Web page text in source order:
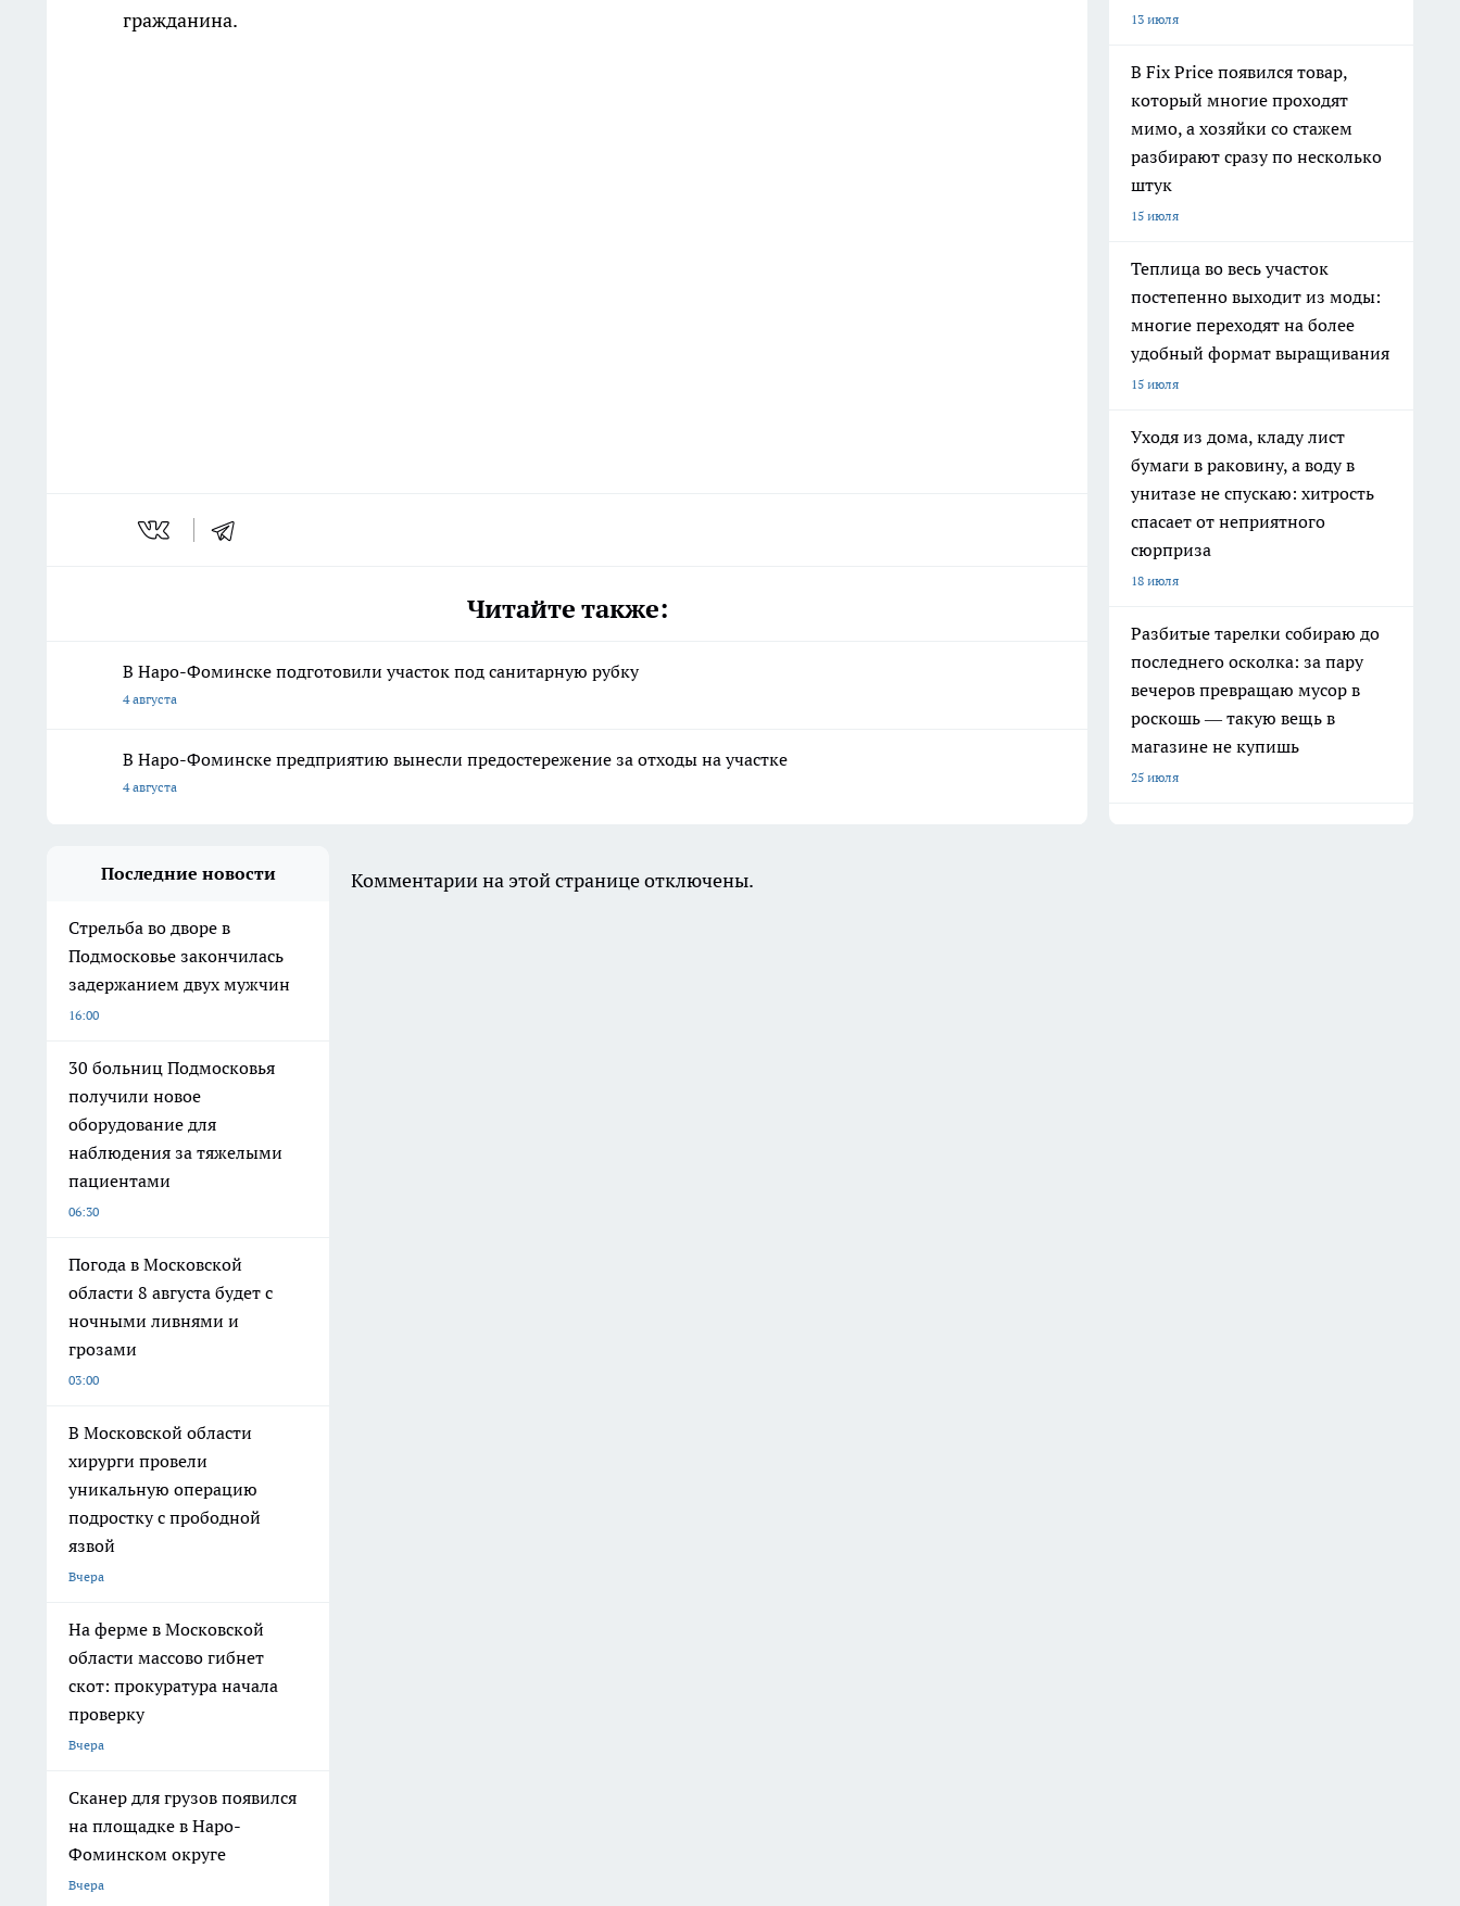
гражданина.
Читайте также:
В Наро-Фоминске подготовили участок под санитарную рубку
4 августа
В Наро-Фоминске предприятию вынесли предостережение за отходы на участке
4 августа
13 июля
В Fix Price появился товар,
который многие проходят
мимо, а хозяйки со стажем
разбирают сразу по несколько
штук
15 июля
Теплица во весь участок
постепенно выходит из моды:
многие переходят на более
удобный формат выращивания
15 июля
Уходя из дома, кладу лист
бумаги в раковину, а воду в
унитазе не спускаю: хитрость
спасает от неприятного
сюрприза
18 июля
Разбитые тарелки собираю до
последнего осколка: за пару
вечеров превращаю мусор в
роскошь — такую вещь в
магазине не купишь
25 июля
Последние новости
Стрельба во дворе в
Подмосковье закончилась
задержанием двух мужчин
16:00
30 больниц Подмосковья
получили новое
оборудование для
наблюдения за тяжелыми
пациентами
06:30
Погода в Московской
области 8 августа будет с
ночными ливнями и
грозами
03:00
В Московской области
хирурги провели
уникальную операцию
подростку с прободной
язвой
Вчера
На ферме в Московской
области массово гибнет
скот: прокуратура начала
проверку
Вчера
Сканер для грузов появился
на площадке в Наро-
Фоминском округе
Вчера
Комментарии на этой странице отключены.